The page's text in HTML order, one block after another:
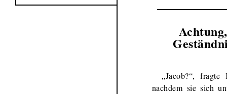
Achtung,
„Jacob?“, fragte
nachdem sie sich